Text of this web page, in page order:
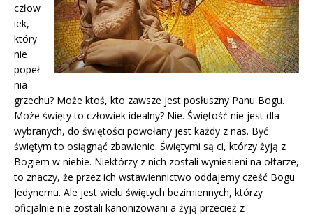
człow
iek,
który
nie
popeł
nia
grzechu? Może ktoś, kto zawsze jest posłuszny Panu Bogu.
Może święty to człowiek idealny? Nie. Świętość nie jest dla
wybranych, do świętości powołany jest każdy z nas. Być
świętym to osiągnąć zbawienie. Świętymi są ci, którzy żyją z
Bogiem w niebie. Niektórzy z nich zostali wyniesieni na ołtarze,
to znaczy, że przez ich wstawiennictwo oddajemy cześć Bogu
Jedynemu. Ale jest wielu świętych bezimiennych, którzy
oficjalnie nie zostali kanonizowani a żyją przecież z